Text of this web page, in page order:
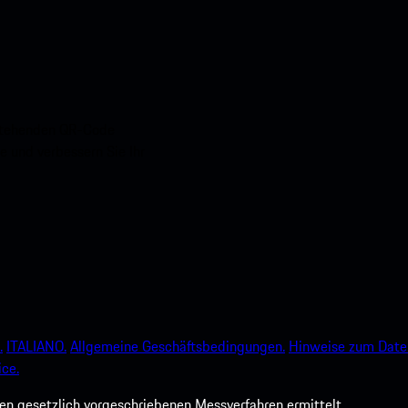
ITALIANO.Allgemeine Geschäftsbedingungen. Hinweise zum